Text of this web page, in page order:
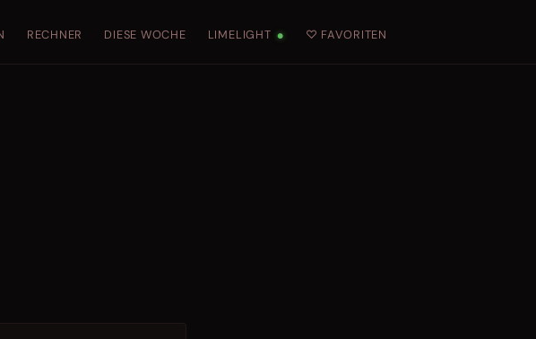
RECHNER DIESE WOCHE LIMELIGHT ● ♡ FAVORITEN